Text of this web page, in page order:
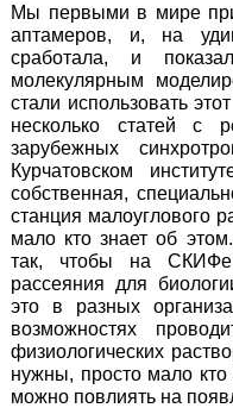
Мы первыми в мире
аптамеров, и, на
сработала, и
молекулярным
стали использовать
несколько статей с
зарубежных
Курчатовском
собственная,
станция малоуглового
мало кто знает об
так, чтобы на СКИФе
рассеяния для
это в разных
возможностях
физиологических
нужны, просто мало
можно повлиять на